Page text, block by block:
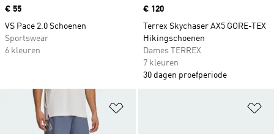
Price
€ 55
VS Pace 2.0 Schoenen
Sportswear
6 kleuren
Price
€ 120
Terrex Skychaser AX5 GORE-TEX
Hikingschoenen
Dames TERREX
7 kleuren
30 dagen proefperiode